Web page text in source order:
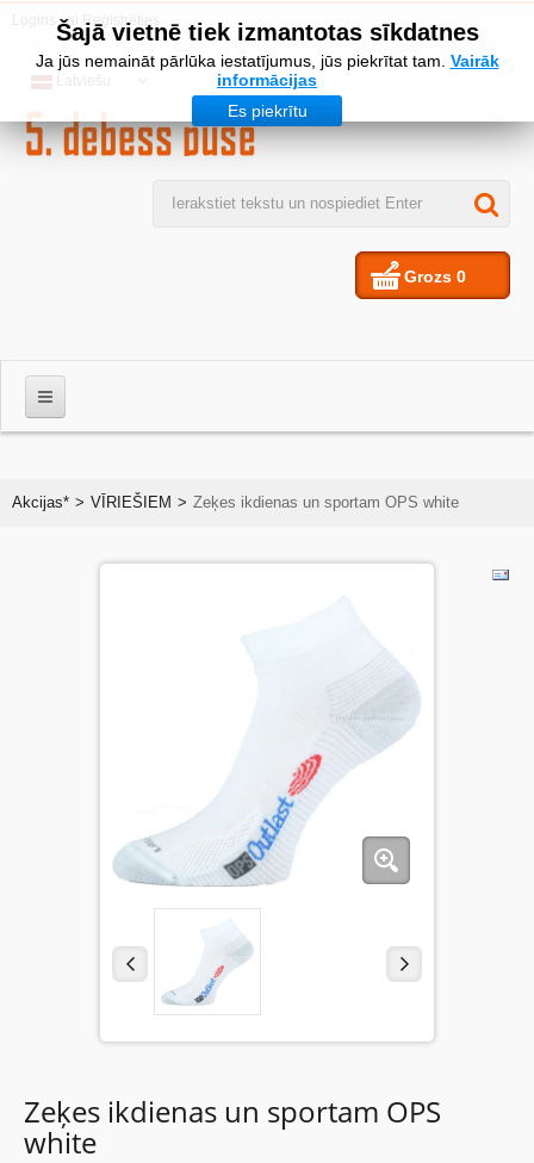
Šajā vietnē tiek izmantotas sīkdatnes
Ja jūs nemaināt pārlūka iestatījumus, jūs piekrītat tam. Vairāk
informācijas
Es piekrītu
vai Reģistrēties
Grozs 0
Akcijas* > VĪRIEŠIEM > Zeķes ikdienas un sportam OPS white
Zeķes ikdienas un sportam OPS
white